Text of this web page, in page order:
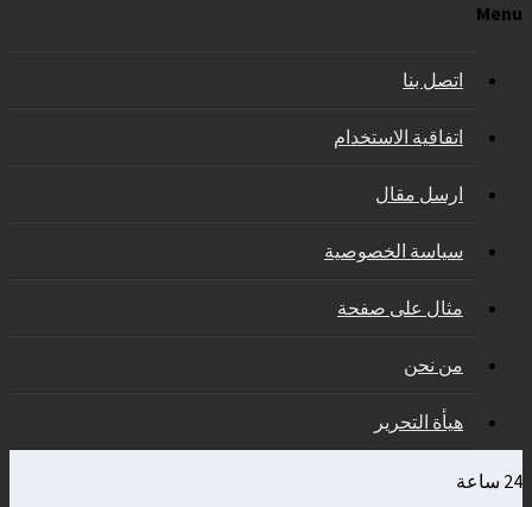
Menu
اتصل بنا
اتفاقية الاستخدام
ارسل مقال
سياسة الخصوصية
مثال على صفحة
من نحن
هيأة التحرير
24 ساعة